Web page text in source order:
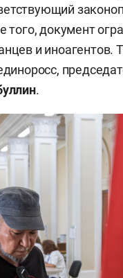
того, документ
и иноагентов.
.